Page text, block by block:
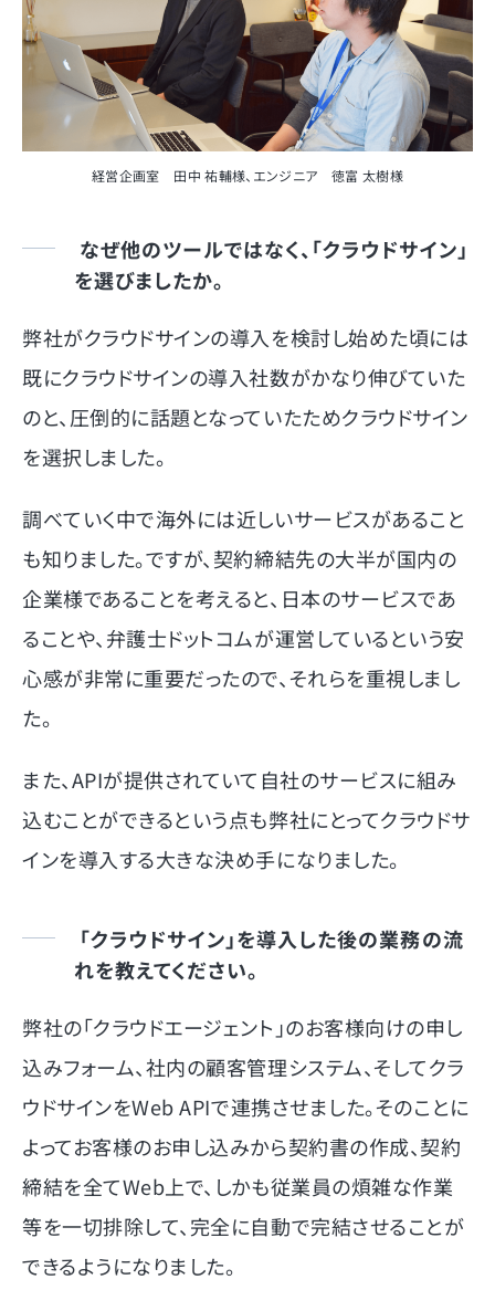
経営企画室 田中 祐輔様、エンジニア 徳富 太樹様
なぜ他のツールではなく、「クラウドサイン」
を選びましたか。
弊社がクラウドサインの導入を検討し始めた頃には
既にクラウドサインの導入社数がかなり伸びていた
のと、圧倒的に話題となっていたためクラウドサイン
を選択しました。
調べていく中で海外には近しいサービスがあること
も知りました。ですが、契約締結先の大半が国内の
企業様であることを考えると、日本のサービスであ
ることや、弁護士ドットコムが運営しているという安
心感が非常に重要だったので、それらを重視しまし
た。
また、APIが提供されていて自社のサービスに組み
込むことができるという点も弊社にとってクラウドサ
インを導入する大きな決め手になりました。
「クラウドサイン」を導入した後の業務の流
れを教えてください。
弊社の「クラウドエージェント」のお客様向けの申し
込みフォーム、社内の顧客管理システム、そしてクラ
ウドサインをWeb APIで連携させました。そのことに
よってお客様のお申し込みから契約書の作成、契約
締結を全てWeb上で、しかも従業員の煩雑な作業
等を一切排除して、完全に自動で完結させることが
できるようになりました。